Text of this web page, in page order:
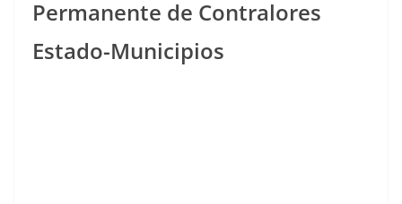
Permanente de Contralores
Estado-Municipios